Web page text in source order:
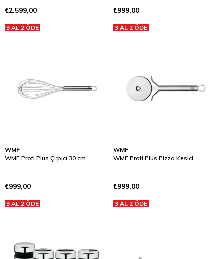
₺2.599,00
3 AL 2 ÖDE
₺999,00
3 AL 2 ÖDE
WMF
WMF Profi Plus Çırpıcı 30 cm
₺999,00
3 AL 2 ÖDE
WMF
WMF Profi Plus Pizza Kesici
₺999,00
3 AL 2 ÖDE